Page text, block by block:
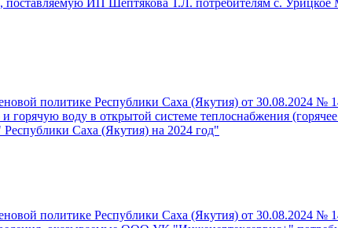
ИП Шептякова Т.Л. потребителям c.
политике Республики Саха (Якутия) от 30.08.2024 №
воду в открытой системе теплоснабжения
Саха (Якутия) на 2024 год"
политике Республики Саха (Якутия) от 30.08.2024 №